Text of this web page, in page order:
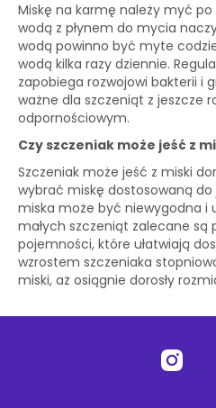
Miskę na karmę należy myć po
wodą z płynem do mycia
wodą powinno być myte
wodą kilka razy dziennie.
zapobiega rozwojowi bakterii i
ważne dla szczeniąt z jeszcze
odpornościowym.
Czy szczeniak może jeść z
Szczeniak może jeść z miski
wybrać miskę dostosowaną do
miska może być niewygodna i
małych szczeniąt zalecane są
pojemności, które ułatwiają
wzrostem szczeniaka
miski, aż osiągnie dorosły